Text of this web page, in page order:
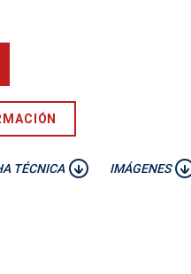
TÉCNICA IMÁGENES